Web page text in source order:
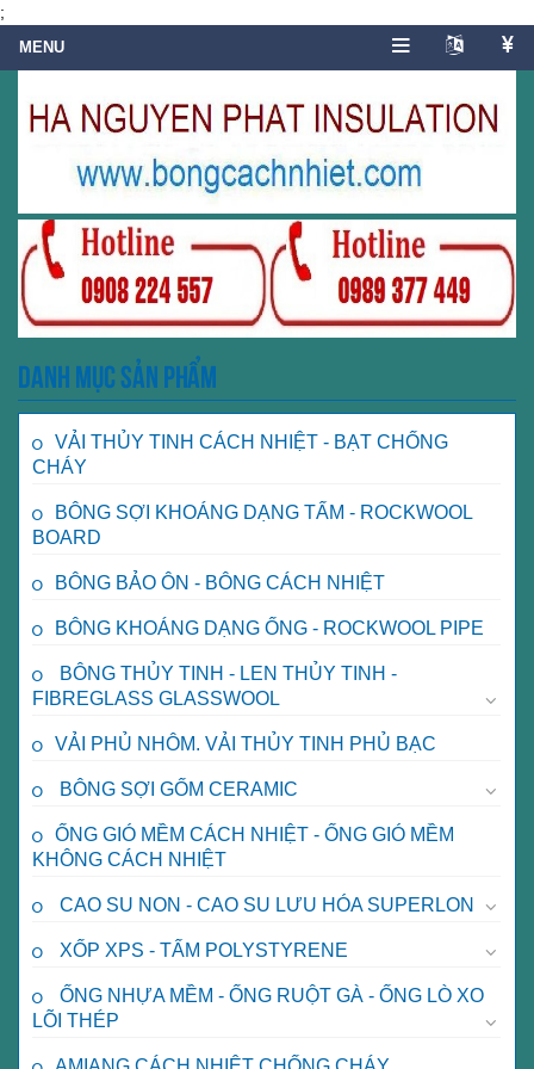
;
Danh mục sản phẩm
VẢI THỦY TINH CÁCH NHIỆT - BẠT CHỐNG
CHÁY
BÔNG SỢI KHOÁNG DẠNG TẤM - ROCKWOOL
BOARD
BÔNG BẢO ÔN - BÔNG CÁCH NHIỆT
BÔNG KHOÁNG DẠNG ỐNG - ROCKWOOL PIPE
BÔNG THỦY TINH - LEN THỦY TINH -
FIBREGLASS GLASSWOOL
VẢI PHỦ NHÔM. VẢI THỦY TINH PHỦ BẠC
BÔNG SỢI GỐM CERAMIC
ỐNG GIÓ MỀM CÁCH NHIỆT - ỐNG GIÓ MỀM
KHÔNG CÁCH NHIỆT
CAO SU NON - CAO SU LƯU HÓA SUPERLON
XỐP XPS - TẤM POLYSTYRENE
ỐNG NHỰA MỀM - ỐNG RUỘT GÀ - ỐNG LÒ XO
LÕI THÉP